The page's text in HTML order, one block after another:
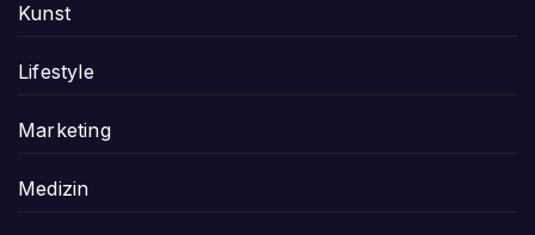
Kunst
Lifestyle
Marketing
Medizin